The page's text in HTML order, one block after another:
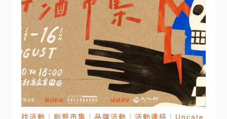
找活動 ｜創藝市集 品牌活動 ｜活動連結
Uncate